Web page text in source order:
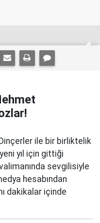
ile bir birliktelik
yıl için gittiği
sevgilisiyle
hesabından
dakikalar içinde